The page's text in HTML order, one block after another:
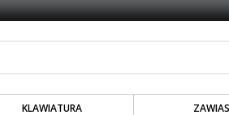
KLAWIATURA